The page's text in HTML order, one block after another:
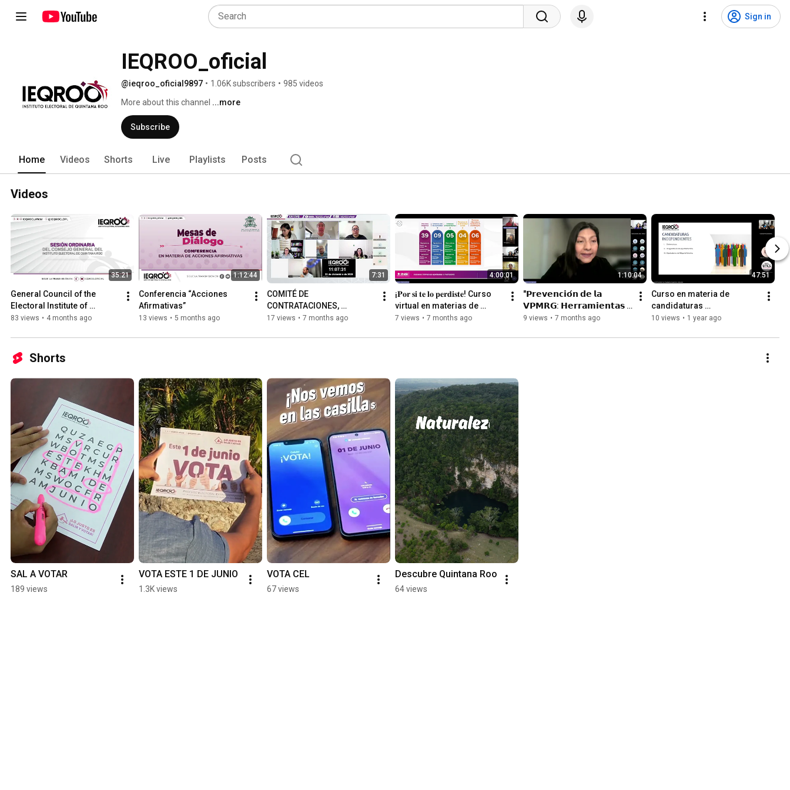
Sign in
IEQROO_oficial
@ieqroo_oficial9897 • 1.06K subscribers • 985 videos
More about this channel ...more
Subscribe
Home Videos Shorts Live Playlists Posts
Videos
35:21
General Council of the
Electoral Institute of
Quintana Roo
83 views • 4 months ago
1:12:44
Conferencia “Acciones
Afirmativas”
13 views • 5 months ago
7:31
COMITÉ DE
CONTRATACIONES,
ADQUISICIONES Y BAJAS
DE QUINTANA ROO
17 views • 7 months ago
4:00:01
¡𝐏𝐨𝐫 𝐬𝐢 𝐭𝐞 𝐥𝐨 𝐩𝐞𝐫𝐝𝐢𝐬𝐭𝐞! Curso
virtual en materias de
"𝗔𝗰𝗰𝗶𝗼𝗻𝗲𝘀 𝗔𝗳𝗶𝗿𝗺𝗮𝘁𝗶𝘃𝗮𝘀"
7 views • 7 months ago
1:10:04
"𝗣𝗿𝗲𝘃𝗲𝗻𝗰𝗶𝗼́𝗻 𝗱𝗲 𝗹𝗮
𝗩𝗣𝗠𝗥𝗚: 𝗛𝗲𝗿𝗿𝗮𝗺𝗶𝗲𝗻𝘁𝗮𝘀
𝗽𝗮𝗿𝗮 𝗲𝗿𝗿𝗮𝗱𝗶𝗰𝗮𝗿𝗹𝗮"
9 views • 7 months ago
47:51
Curso en materia de
candidaturas
independientes a grupos en
10 views • 1 year ago
Shorts
SAL A VOTAR
189 views
VOTA ESTE 1 DE JUNIO
1.3K views
VOTA CEL
67 views
Descubre Quintana Roo
64 views